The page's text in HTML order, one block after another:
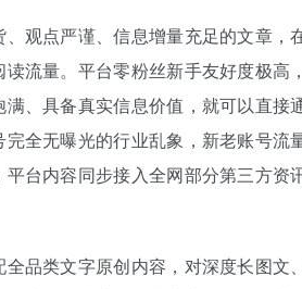
观点严谨、信息增量充足的文章
流量。平台零粉丝新手友好度极
、具备真实信息价值，就可以直
全无曝光的行业乱象，新老账号
台内容同步接入全网部分第三方
品类文字原创内容，对深度长图